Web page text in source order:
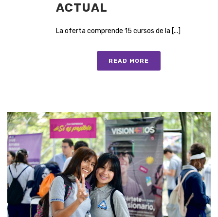
ACTUAL
La oferta comprende 15 cursos de la [...]
READ MORE